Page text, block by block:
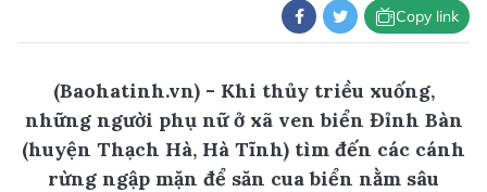
Copy link
(Baohatinh.vn) - Khi thủy triều xuống,
những người phụ nữ ở xã ven biển Đỉnh Bàn
(huyện Thạch Hà, Hà Tĩnh) tìm đến các cánh
rừng ngập mặn để săn cua biển nằm sâu